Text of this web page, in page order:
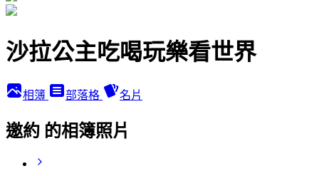
沙拉公主吃喝玩樂看世界
相簿 部落格 名片
邀約 的相簿照片